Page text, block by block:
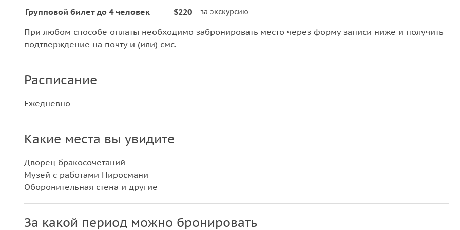
Групповой билет до 4 человек $220 за экскурсию
При любом способе оплаты необходимо забронировать место через форму записи ниже и получить
подтверждение на почту и (или) смс.
Расписание
Ежедневно
Какие места вы увидите
Дворец бракосочетаний
Музей с работами Пиросмани
Оборонительная стена и другие
За какой период можно бронировать